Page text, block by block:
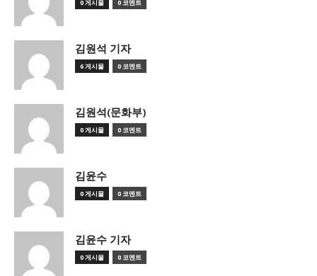
0 게시물 0 코멘트
김원석 기자
6 게시물 0 코멘트
김원석(문화부)
0 게시물 0 코멘트
김윤수
0 게시물 0 코멘트
김윤수 기자
0 게시물 0 코멘트